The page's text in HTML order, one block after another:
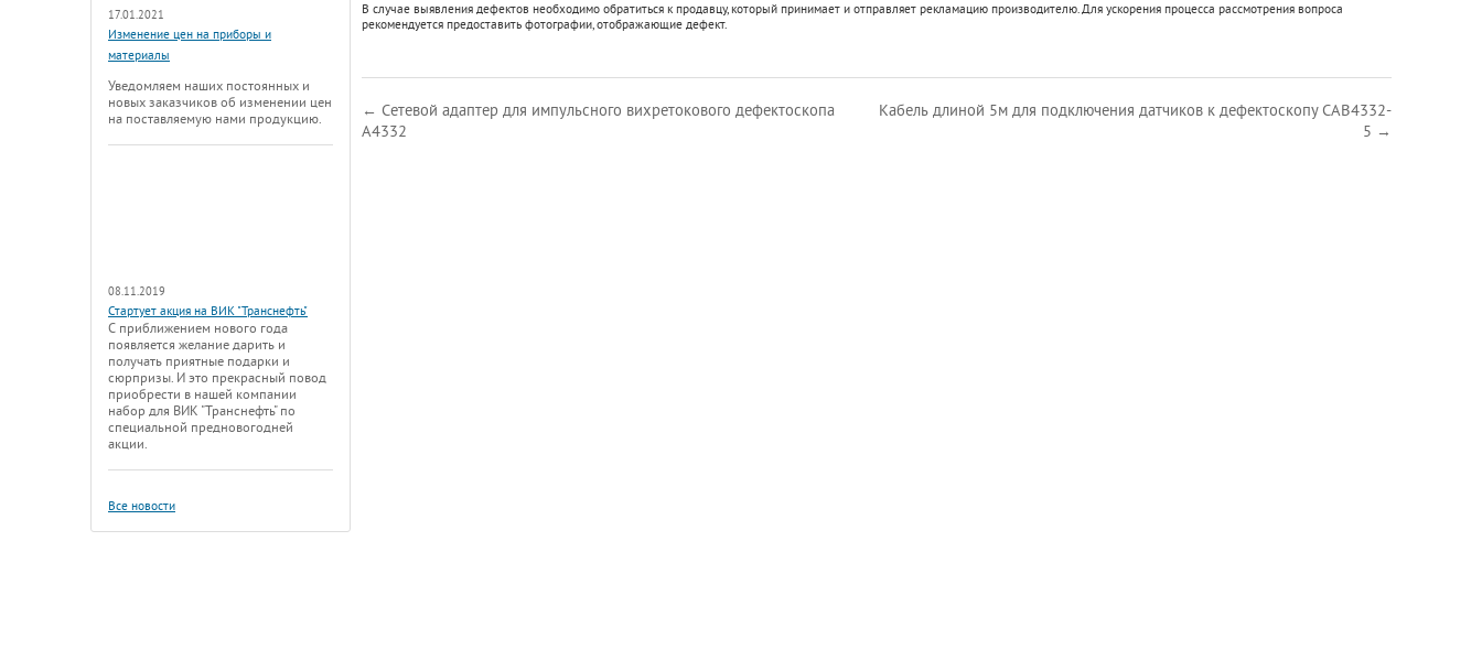
17.01.2021
Изменение цен на приборы и
материалы
Уведомляем наших постоянных и
новых заказчиков об изменении цен
на поставляемую нами продукцию.
08.11.2019
Стартует акция на ВИК "Транснефть"
С приближением нового года
появляется желание дарить и
получать приятные подарки и
сюрпризы. И это прекрасный повод
приобрести в нашей компании
набор для ВИК "Транснефть" по
специальной предновогодней
акции.
Все новости
В случае выявления дефектов необходимо обратиться к продавцу, который принимает и отправляет рекламацию производителю. Для ускорения процесса рассмотрения вопроса
рекомендуется предоставить фотографии, отображающие дефект.
← Сетевой адаптер для импульсного вихретокового дефектоскопа
A4332
Кабель длиной 5м для подключения датчиков к дефектоскопу CAB4332-
5 →